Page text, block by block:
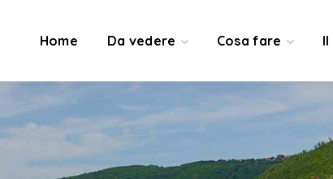
Home Da vedere Cosa fare